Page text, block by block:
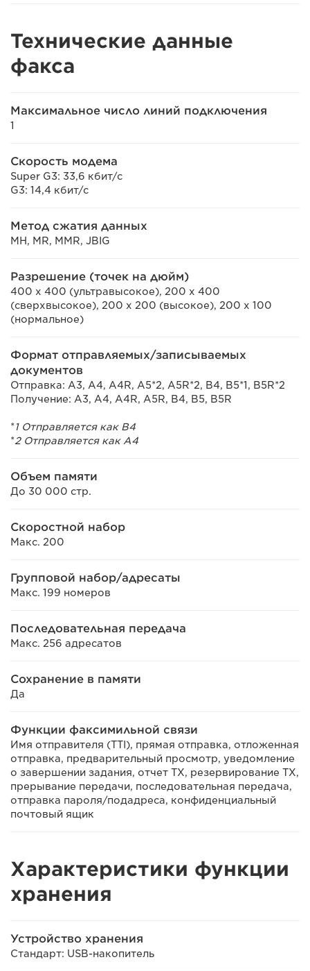
Технические данные
факса
Максимальное число линий подключения
1
Скорость модема
Super G3: 33,6 кбит/с
G3: 14,4 кбит/с
Метод сжатия данных
MH, MR, MMR, JBIG
Разрешение (точек на дюйм)
400 x 400 (ультравысокое), 200 x 400
(сверхвысокое), 200 x 200 (высокое), 200 x 100
(нормальное)
Формат отправляемых/записываемых
документов
Отправка: A3, A4, A4R, A5*2, A5R*2, B4, B5*1, B5R*2
Получение: A3, A4, A4R, A5R, B4, B5, B5R
*1 Отправляется как B4
*2 Отправляется как A4
Объем памяти
До 30 000 стр.
Скоростной набор
Макс. 200
Групповой набор/адресаты
Макс. 199 номеров
Последовательная передача
Макс. 256 адресатов
Сохранение в памяти
Да
Функции факсимильной связи
Имя отправителя (TTI), прямая отправка, отложенная
отправка, предварительный просмотр, уведомление
о завершении задания, отчет TX, резервирование TX,
прерывание передачи, последовательная передача,
отправка пароля/подадреса, конфиденциальный
почтовый ящик
Характеристики функции
хранения
Устройство хранения
Стандарт: USB-накопитель